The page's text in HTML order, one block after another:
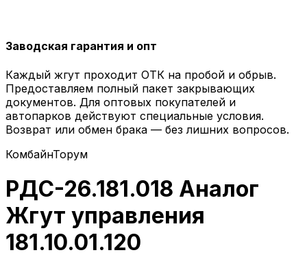
Заводская гарантия и опт
Каждый жгут проходит ОТК на пробой и обрыв.
Предоставляем полный пакет закрывающих
документов. Для оптовых покупателей и
автопарков действуют специальные условия.
Возврат или обмен брака — без лишних вопросов.
КомбайнТорум
РДС-26.181.018 Аналог
Жгут управления
181.10.01.120